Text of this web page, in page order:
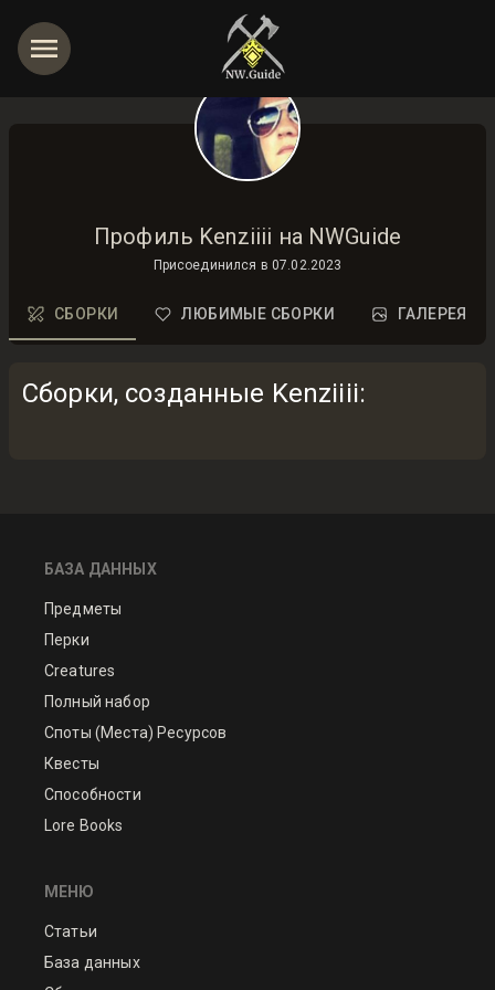
Профиль Kenziiii на NWGuide
Присоединился в 07.02.2023
СБОРКИ ЛЮБИМЫЕ СБОРКИ ГАЛЕРЕЯ
Сборки, созданные Kenziiii:
БАЗА ДАННЫХ
Предметы
Перки
Creatures
Полный набор
Споты (Места) Ресурсов
Квесты
Способности
Lore Books
МЕНЮ
Статьи
База данных